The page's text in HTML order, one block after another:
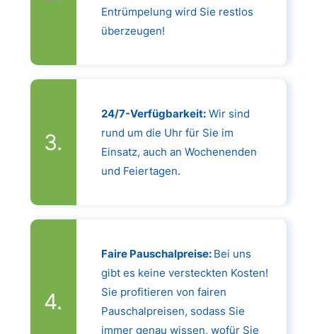
Entrümpelung wird Sie restlos
überzeugen!
24/7-Verfügbarkeit:Wir sind
rund um die Uhr für Sie im
Einsatz, auch an Wochenenden
und Feiertagen.
Faire Pauschalpreise: Bei uns
gibt es keine versteckten Kosten!
Sie profitieren von fairen
Pauschalpreisen, sodass Sie
immer genau wissen, wofür Sie